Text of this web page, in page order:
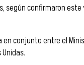
según confirmaron
conjunto entre el